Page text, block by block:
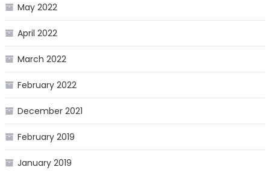
May 2022
April 2022
March 2022
February 2022
December 2021
February 2019
January 2019